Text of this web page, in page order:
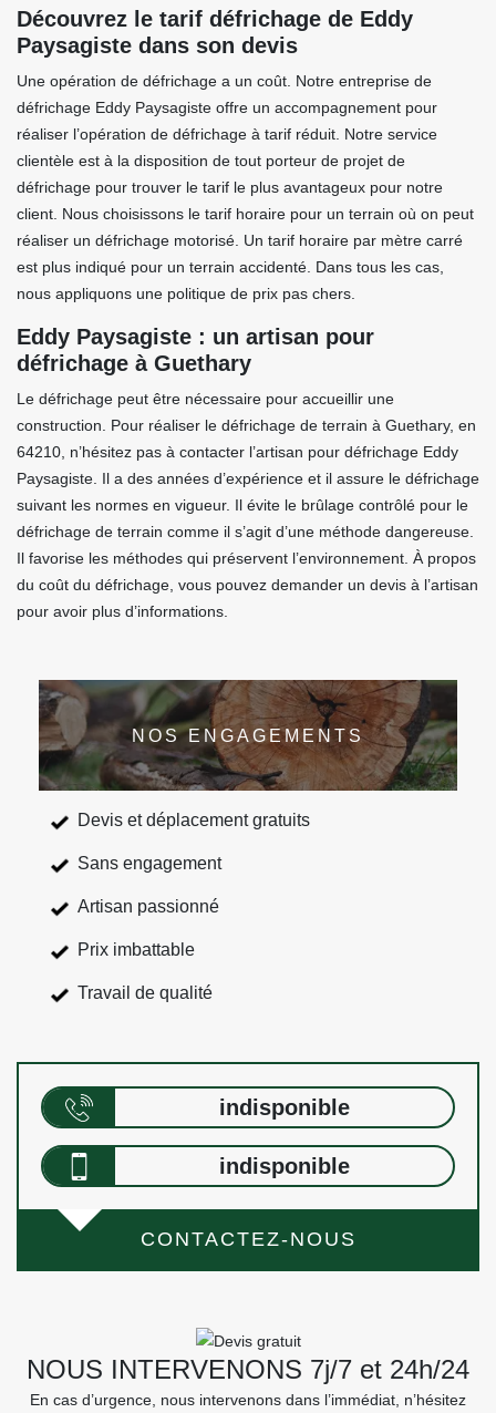
Découvrez le tarif défrichage de Eddy
Paysagiste dans son devis
Une opération de défrichage a un coût. Notre entreprise de
défrichage Eddy Paysagiste offre un accompagnement pour
réaliser l’opération de défrichage à tarif réduit. Notre service
clientèle est à la disposition de tout porteur de projet de
défrichage pour trouver le tarif le plus avantageux pour notre
client. Nous choisissons le tarif horaire pour un terrain où on peut
réaliser un défrichage motorisé. Un tarif horaire par mètre carré
est plus indiqué pour un terrain accidenté. Dans tous les cas,
nous appliquons une politique de prix pas chers.
Eddy Paysagiste : un artisan pour
défrichage à Guethary
Le défrichage peut être nécessaire pour accueillir une
construction. Pour réaliser le défrichage de terrain à Guethary, en
64210, n’hésitez pas à contacter l’artisan pour défrichage Eddy
Paysagiste. Il a des années d’expérience et il assure le défrichage
suivant les normes en vigueur. Il évite le brûlage contrôlé pour le
défrichage de terrain comme il s’agit d’une méthode dangereuse.
Il favorise les méthodes qui préservent l’environnement. À propos
du coût du défrichage, vous pouvez demander un devis à l’artisan
pour avoir plus d’informations.
NOS ENGAGEMENTS
Devis et déplacement gratuits
Sans engagement
Artisan passionné
Prix imbattable
Travail de qualité
indisponible
indisponible
CONTACTEZ-NOUS
NOUS INTERVENONS 7j/7 et 24h/24
En cas d’urgence, nous intervenons dans l’immédiat, n’hésitez